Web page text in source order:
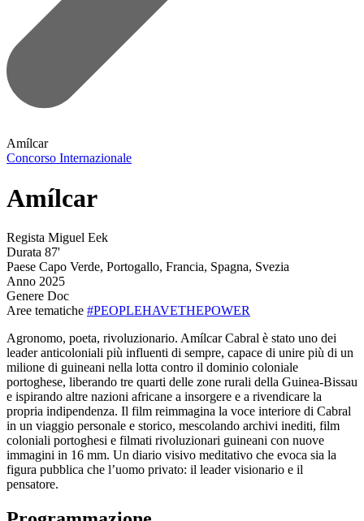
Amílcar
Concorso Internazionale
Amílcar
Regista Miguel Eek
Durata 87'
Paese Capo Verde, Portogallo, Francia, Spagna, Svezia
Anno 2025
Genere Doc
Aree tematiche #PEOPLEHAVETHEPOWER
Agronomo, poeta, rivoluzionario. Amílcar Cabral è stato uno dei
leader anticoloniali più influenti di sempre, capace di unire più di un
milione di guineani nella lotta contro il dominio coloniale
portoghese, liberando tre quarti delle zone rurali della Guinea-Bissau
e ispirando altre nazioni africane a insorgere e a rivendicare la
propria indipendenza. Il film reimmagina la voce interiore di Cabral
in un viaggio personale e storico, mescolando archivi inediti, film
coloniali portoghesi e filmati rivoluzionari guineani con nuove
immagini in 16 mm. Un diario visivo meditativo che evoca sia la
figura pubblica che l’uomo privato: il leader visionario e il
pensatore.